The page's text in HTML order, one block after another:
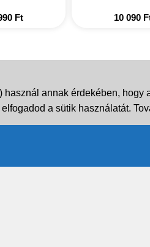
Ft 10 090
annak érdekében,
elfogadod a sütik használatát.